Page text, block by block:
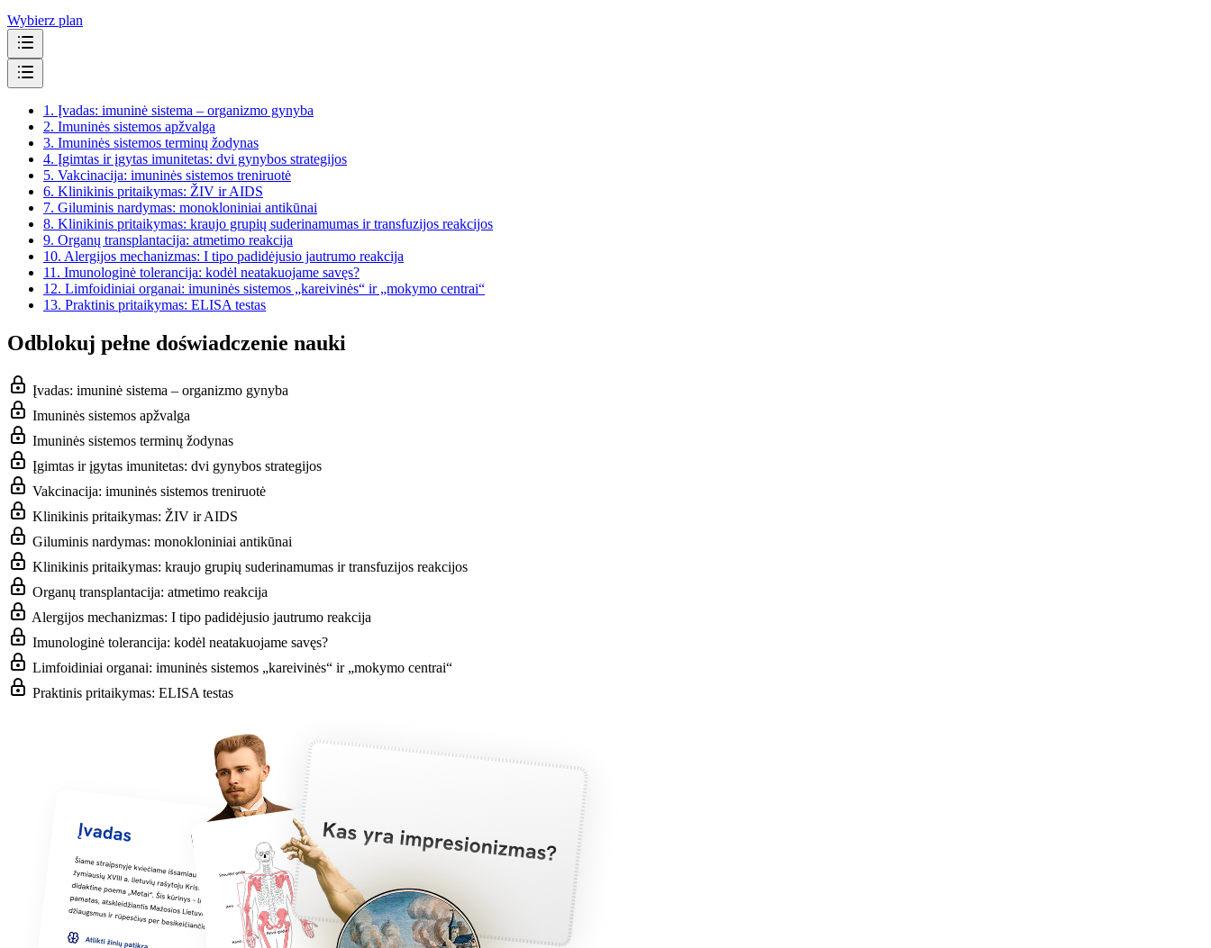
Wybierz plan
1. Įvadas: imuninė sistema – organizmo gynyba
2. Imuninės sistemos apžvalga
3. Imuninės sistemos terminų žodynas
4. Įgimtas ir įgytas imunitetas: dvi gynybos strategijos
5. Vakcinacija: imuninės sistemos treniruotė
6. Klinikinis pritaikymas: ŽIV ir AIDS
7. Giluminis nardymas: monokloniniai antikūnai
8. Klinikinis pritaikymas: kraujo grupių suderinamumas ir transfuzijos reakcijos
9. Organų transplantacija: atmetimo reakcija
10. Alergijos mechanizmas: I tipo padidėjusio jautrumo reakcija
11. Imunologinė tolerancija: kodėl neatakuojame savęs?
12. Limfoidiniai organai: imuninės sistemos „kareivinės“ ir „mokymo centrai“
13. Praktinis pritaikymas: ELISA testas
Odblokuj pełne doświadczenie nauki
Įvadas: imuninė sistema – organizmo gynyba
Imuninės sistemos apžvalga
Imuninės sistemos terminų žodynas
Įgimtas ir įgytas imunitetas: dvi gynybos strategijos
Vakcinacija: imuninės sistemos treniruotė
Klinikinis pritaikymas: ŽIV ir AIDS
Giluminis nardymas: monokloniniai antikūnai
Klinikinis pritaikymas: kraujo grupių suderinamumas ir transfuzijos reakcijos
Organų transplantacija: atmetimo reakcija
Alergijos mechanizmas: I tipo padidėjusio jautrumo reakcija
Imunologinė tolerancija: kodėl neatakuojame savęs?
Limfoidiniai organai: imuninės sistemos „kareivinės“ ir „mokymo centrai“
Praktinis pritaikymas: ELISA testas